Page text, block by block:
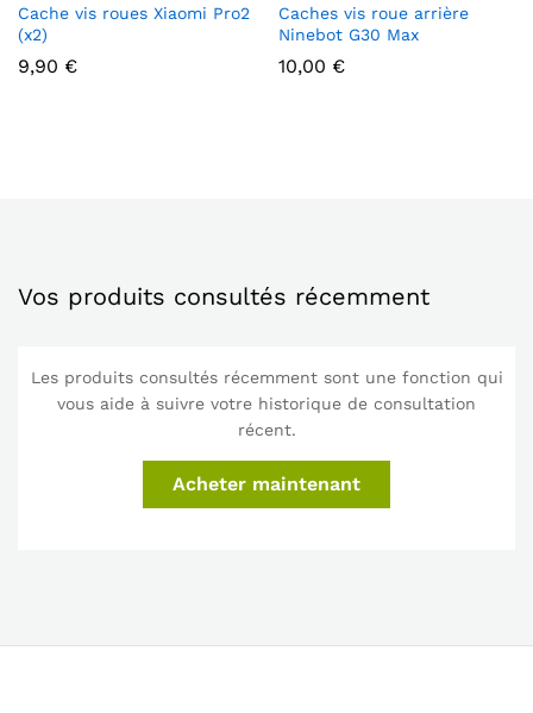
Cache vis roues Xiaomi Pro2
(x2)
9,90 €
Caches vis roue arrière
Ninebot G30 Max
10,00 €
Vos produits consultés récemment
Les produits consultés récemment sont une fonction qui
vous aide à suivre votre historique de consultation
récent.
Acheter maintenant